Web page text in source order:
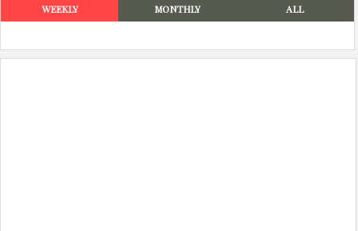
WEEKLY MONTHLY ALL